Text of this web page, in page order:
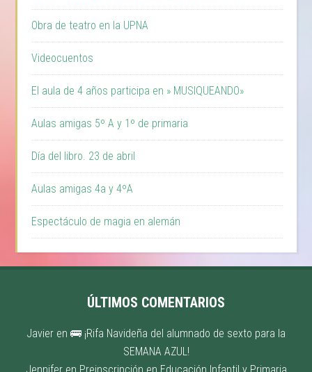
Obra de teatro en la UPNA
Videocuentos
El aula de 4 años participa en » MUSIQUEANDO»
Aulas amigas 5º A y 1º de primaria
Día del libro. 23 de abril
Aulas amigas 4a y 4ºA
Espectáculo de magia en alemán
ÚLTIMOS COMENTARIOS
Javier en 🚌 ¡Rifa Navideña del alumnado de sexto para la
SEMANA AZUL!
Jenniferen Preinscripción en Educación Infantil y Primaria